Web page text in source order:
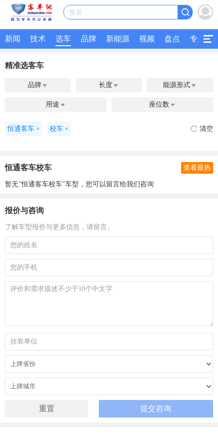
搜索
新闻 技术 选车 品牌 新能源 视频 盘点 专题
精准选客车
品牌  长度  能源形式 
用途  座位数 
恒通客车 × 校车 × 清空
恒通客车校车 查看最热
暂无"恒通客车校车"车型，您可以留言给我们咨询
报价与咨询
了解车型报价与更多信息，请留言。